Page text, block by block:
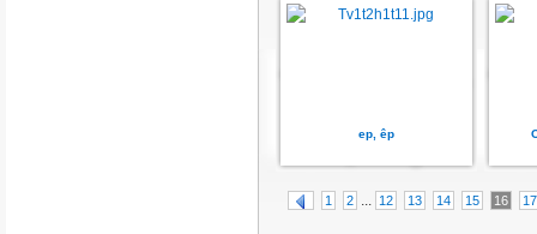
ep, êp
1 2 ... 12 13 14 15 16 17